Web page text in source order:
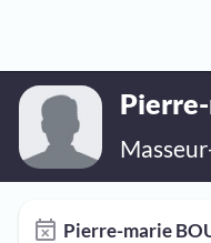
Pierre-marie